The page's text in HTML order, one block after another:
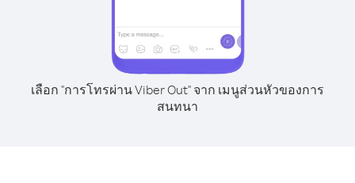
เลือก "การโทรผ่าน Viber Out" จาก เมนูส่วนหัวของการ
สนทนา